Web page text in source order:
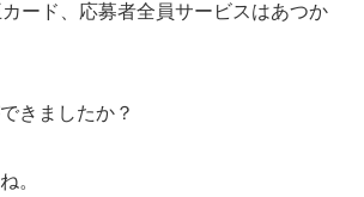
ード、応募者全員サービスはあつか
きましたか？
。